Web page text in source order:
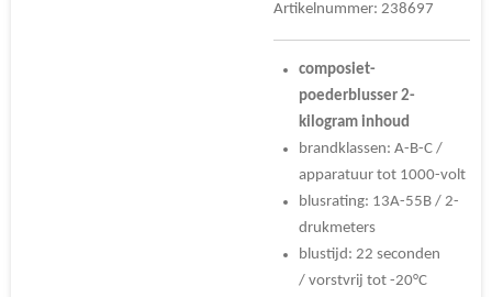
Artikelnummer: 238697
composiet-
poederblusser 2-
kilogram inhoud
brandklassen: A-B-C /
apparatuur tot 1000-volt
blusrating: 13A-55B / 2-
drukmeters
blustijd: 22 seconden
/ vorstvrij tot -20°C